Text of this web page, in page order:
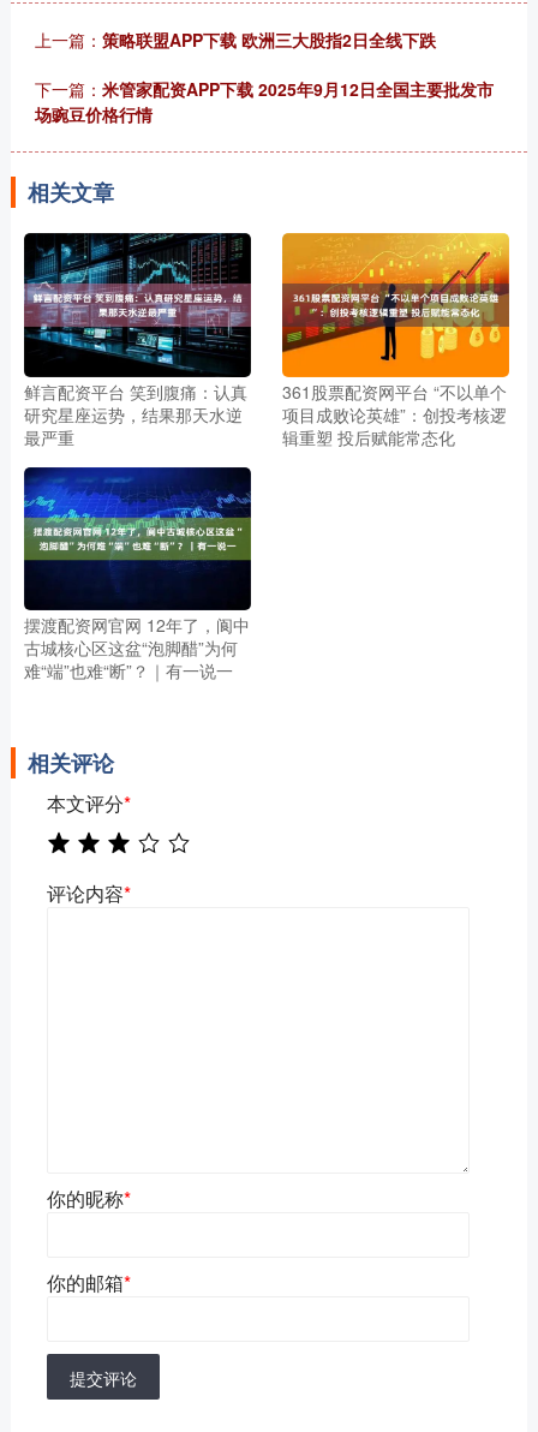
上一篇： 策略联盟APP下载 欧洲三大股指2日全线下跌
下一篇： 米管家配资APP下载 2025年9月12日全国主要批发市
场豌豆价格行情
相关文章
鲜言配资平台 笑到腹痛：认真
研究星座运势，结果那天水逆
最严重
361股票配资网平台 “不以单个
项目成败论英雄”：创投考核逻
辑重塑 投后赋能常态化
摆渡配资网官网 12年了，阆中
古城核心区这盆“泡脚醋”为何
难“端”也难“断”？｜有一说一
相关评论
本文评分*
评论内容*
你的昵称*
你的邮箱*
提交评论